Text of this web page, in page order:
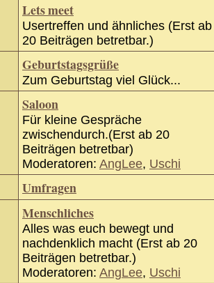
Lets meet
Usertreffen und ähnliches (Erst ab
20 Beiträgen betretbar.)
Geburtstagsgrüße
Zum Geburtstag viel Glück...
Saloon
Für kleine Gespräche
zwischendurch.(Erst ab 20
Beiträgen betretbar)
Moderatoren: AngLee, Uschi
Umfragen
Menschliches
Alles was euch bewegt und
nachdenklich macht (Erst ab 20
Beiträgen betretbar.)
Moderatoren: AngLee, Uschi